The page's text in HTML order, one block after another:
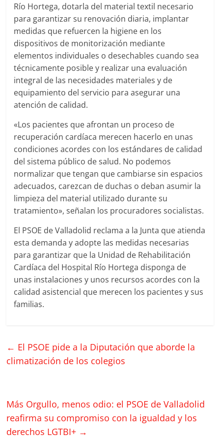
Río Hortega, dotarla del material textil necesario
para garantizar su renovación diaria, implantar
medidas que refuercen la higiene en los
dispositivos de monitorización mediante
elementos individuales o desechables cuando sea
técnicamente posible y realizar una evaluación
integral de las necesidades materiales y de
equipamiento del servicio para asegurar una
atención de calidad.
«Los pacientes que afrontan un proceso de
recuperación cardíaca merecen hacerlo en unas
condiciones acordes con los estándares de calidad
del sistema público de salud. No podemos
normalizar que tengan que cambiarse sin espacios
adecuados, carezcan de duchas o deban asumir la
limpieza del material utilizado durante su
tratamiento», señalan los procuradores socialistas.
El PSOE de Valladolid reclama a la Junta que atienda
esta demanda y adopte las medidas necesarias
para garantizar que la Unidad de Rehabilitación
Cardíaca del Hospital Río Hortega disponga de
unas instalaciones y unos recursos acordes con la
calidad asistencial que merecen los pacientes y sus
familias.
← El PSOE pide a la Diputación que aborde la
climatización de los colegios
Más Orgullo, menos odio: el PSOE de Valladolid
reafirma su compromiso con la igualdad y los
derechos LGTBI+ →